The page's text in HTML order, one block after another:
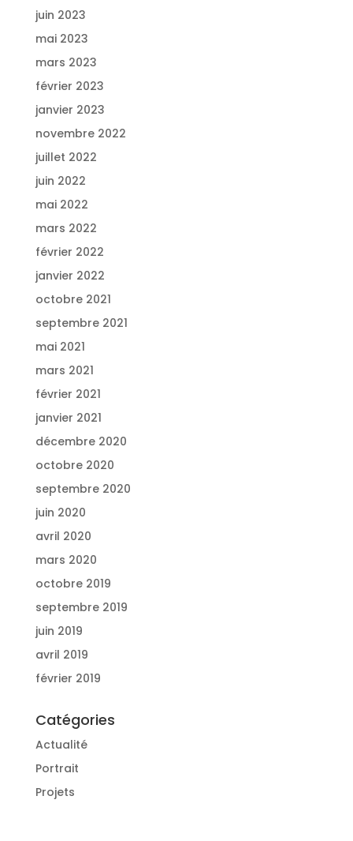
juin 2023
mai 2023
mars 2023
février 2023
janvier 2023
novembre 2022
juillet 2022
juin 2022
mai 2022
mars 2022
février 2022
janvier 2022
octobre 2021
septembre 2021
mai 2021
mars 2021
février 2021
janvier 2021
décembre 2020
octobre 2020
septembre 2020
juin 2020
avril 2020
mars 2020
octobre 2019
septembre 2019
juin 2019
avril 2019
février 2019
Catégories
Actualité
Portrait
Projets